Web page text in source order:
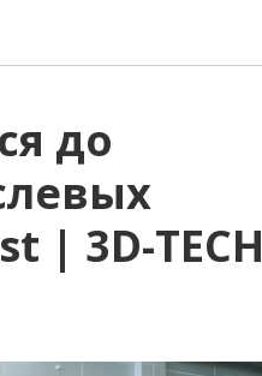
до
| 3D-TECH